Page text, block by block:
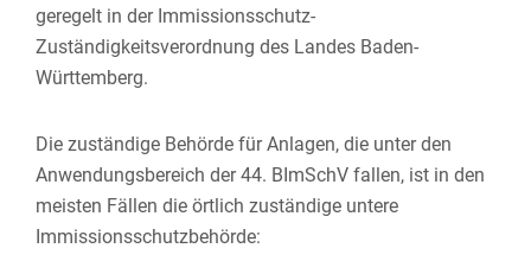
geregelt in der Immissionsschutz-
Zuständigkeitsverordnung des Landes Baden-
Württemberg.
Die zuständige Behörde für Anlagen, die unter den
Anwendungsbereich der 44. BImSchV fallen, ist in den
meisten Fällen die örtlich zuständige untere
Immissionsschutzbehörde: